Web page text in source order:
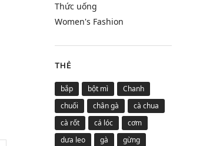
Thức uống
Women's Fashion
THẺ
bắp bột mì
Chanh
chuối
chân gà
cà chua
cà rốt
cá lóc
cơm
dưa leo
gà
gừng